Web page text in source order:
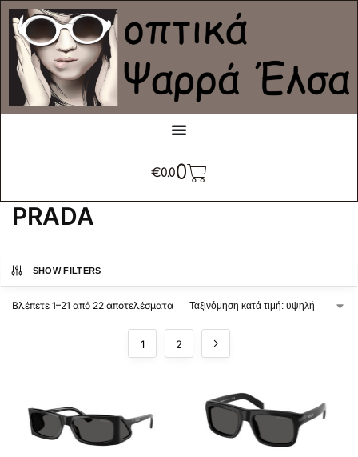
€0.00
PRADA
SHOW FILTERS
Βλέπετε 1–21 από 22 αποτελέσματα
1 2